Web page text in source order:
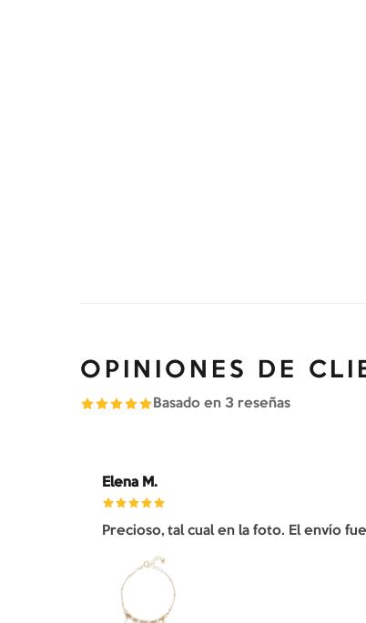
OPINIONES DE
Basado en 3 reseñas
Elena M.
Precioso, tal cual en la foto. El envío